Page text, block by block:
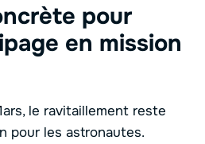
pour
en mission
le ravitaillement reste
pour les astronautes.